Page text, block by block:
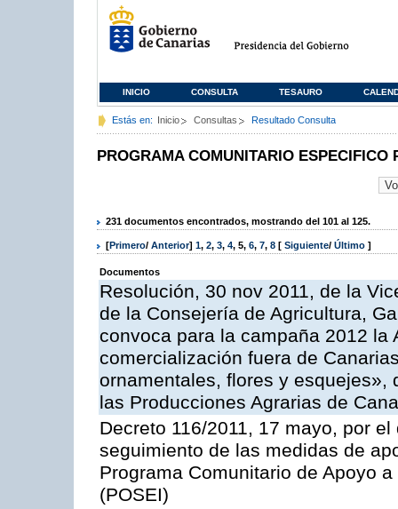
INICIO CONSULTA TESAURO
Estás en: Inicio Consultas Resultado Consulta
PROGRAMA COMUNITARIO ESPECIFICO
231 documentos encontrados, mostrando del 101 al 125.
[Primero/ Anterior] 1, 2, 3, 4, 5, 6, 7, 8 [ Siguiente/ Último ]
Documentos
Resolución, 30 nov 2011, de la
de la Consejería de Agricultura,
convoca para la campaña 2012 la
comercialización fuera de
ornamentales, flores y esquejes»,
las Producciones Agrarias de
Decreto 116/2011, 17 mayo, por
seguimiento de las medidas de
Programa Comunitario de Apoyo
(POSEI)